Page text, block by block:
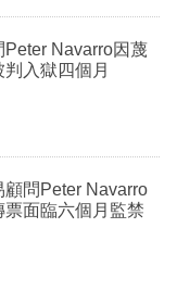
Peter Navarro因蔑
入獄四個月
顧問Peter Navarro
票面臨六個月監禁